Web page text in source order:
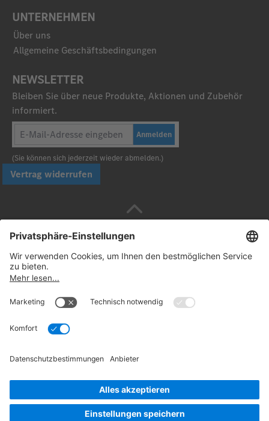
UNTERNEHMEN
Über uns
Allgemeine Geschäftsbedingungen
NEWSLETTER
Bleiben Sie über neue Produkte, Aktionen und Zubehör
informiert.
Anmelden
(Sie können sich jederzeit wieder abmelden.)
Vertrag widerrufen
Sicher bezahlen mit
© 2026. Daimler Truck AG. Alle Rechte vorbehalten
Widerrufsbelehrung
Hinweise